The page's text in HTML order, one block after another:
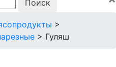
>
> Гуляш